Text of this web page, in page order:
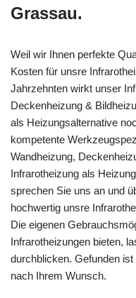
Grassau.
Weil wir Ihnen perfekte
Kosten für unsre
Jahrzehnten wirkt unser
Deckenheizung &
als Heizungsalternative
kompetente
Wandheizung,
Infrarotheizung als
sprechen Sie uns an und
hochwertig unsre
Die eigenen
Infrarotheizungen bieten,
durchblicken. Gefunden
nach Ihrem Wunsch.